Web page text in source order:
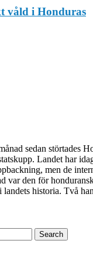
våld i Honduras
sedan störtades
Landet har
men de
var den för
landets historia. Två